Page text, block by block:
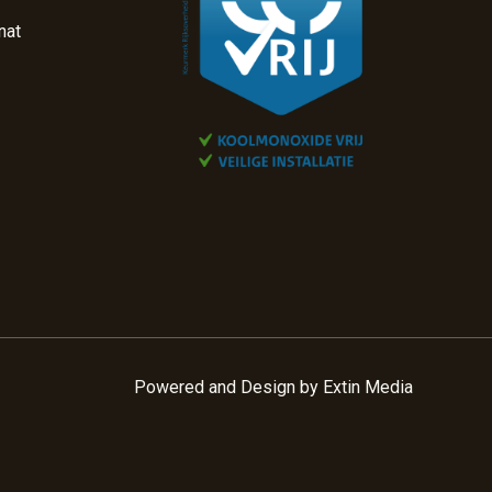
Powered and Design by Extin Media